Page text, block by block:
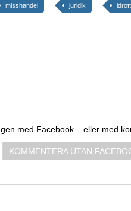
misshandel juridik
med Facebook – eller med
KOMMENTERA UTAN